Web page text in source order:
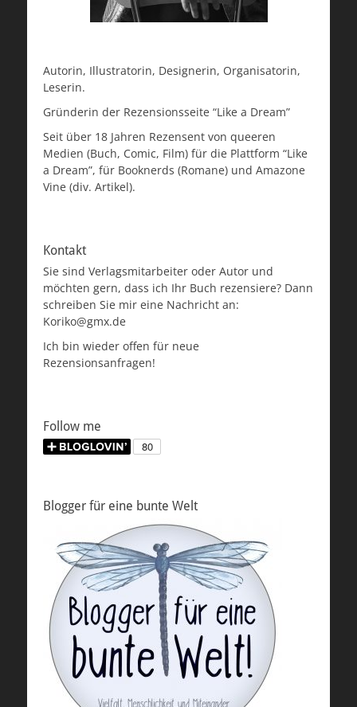
Autorin, Illustratorin, Designerin, Organisatorin,
Leserin.
Gründerin der Rezensionsseite “Like a Dream”
Seit über 18 Jahren Rezensent von queeren
Medien (Buch, Comic, Film) für die Plattform “Like
a Dream”, für Booknerds (Romane) und Amazone
Vine (div. Artikel).
Kontakt
Sie sind Verlagsmitarbeiter oder Autor und
möchten gern, dass ich Ihr Buch rezensiere? Dann
schreiben Sie mir eine Nachricht an:
Koriko@gmx.de
Ich bin wieder offen für neue
Rezensionsanfragen!
Follow me
Blogger für eine bunte Welt